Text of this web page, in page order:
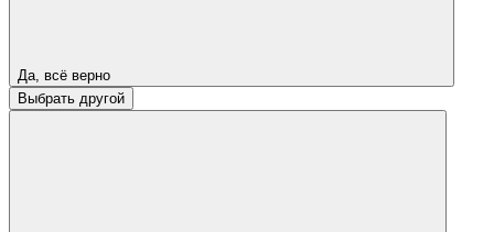
Да, всё верно
Выбрать другой